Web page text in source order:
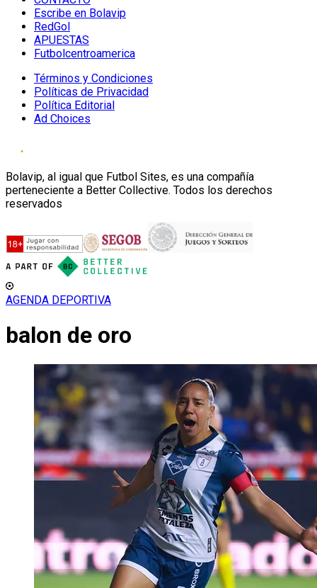
Escribe en Bolavip
RedGol
APUESTAS
Futbolcentroamerica
Términos y Condiciones
Políticas de Privacidad
Política Editorial
Ad Choices
Bolavip, al igual que Futbol Sites, es una compañía
perteneciente a Better Collective. Todos los derechos
reservados
AGENDA DEPORTIVA
balon de oro